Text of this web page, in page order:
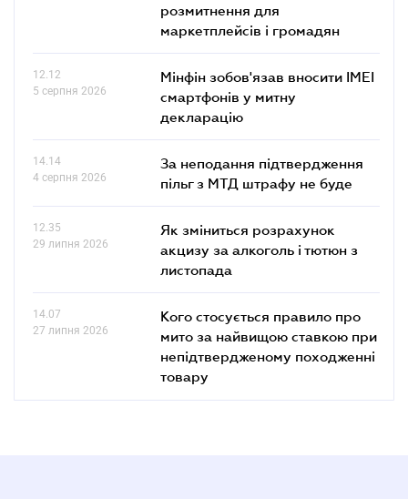
розмитнення для
маркетплейсів і громадян
12.12
5 серпня 2026
Мінфін зобов'язав вносити IMEI
смартфонів у митну
декларацію
14.14
4 серпня 2026
За неподання підтвердження
пільг з МТД штрафу не буде
12.35
29 липня 2026
Як зміниться розрахунок
акцизу за алкоголь і тютюн з
листопада
14.07
27 липня 2026
Кого стосується правило про
мито за найвищою ставкою при
непідтвердженому походженні
товару